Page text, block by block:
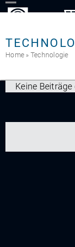
Skip
Home » Technologie
Keine